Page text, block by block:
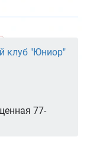
клуб "Юниор"
77-